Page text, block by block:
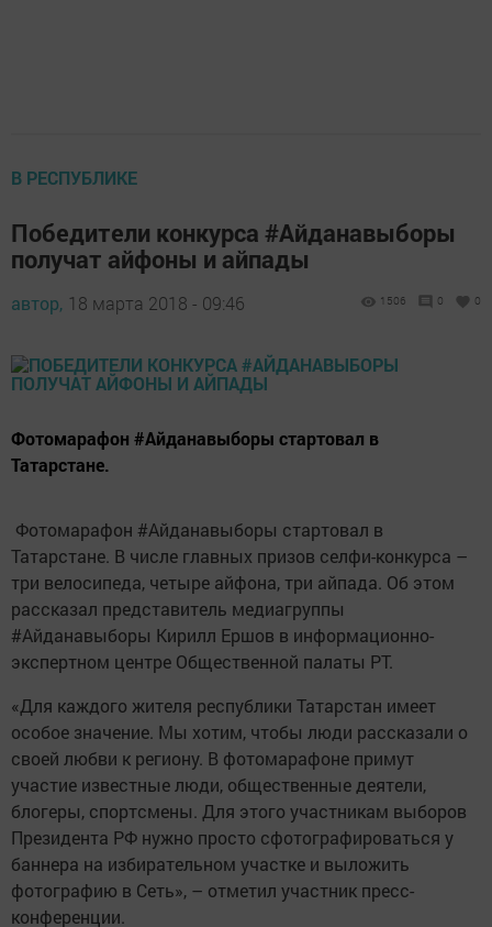
В РЕСПУБЛИКЕ
Победители конкурса #Айданавыборы
получат айфоны и айпады
автор, 18 марта 2018 - 09:46 1506 0 0
Фотомарафон #Айданавыборы стартовал в
Татарстане.
Фотомарафон #Айданавыборы стартовал в
Татарстане. В числе главных призов селфи-конкурса –
три велосипеда, четыре айфона, три айпада. Об этом
рассказал представитель медиагруппы
#Айданавыборы Кирилл Ершов в информационно-
экспертном центре Общественной палаты РТ.
«Для каждого жителя республики Татарстан имеет
особое значение. Мы хотим, чтобы люди рассказали о
своей любви к региону. В фотомарафоне примут
участие известные люди, общественные деятели,
блогеры, спортсмены. Для этого участникам выборов
Президента РФ нужно просто сфотографироваться у
баннера на избирательном участке и выложить
фотографию в Сеть», – отметил участник пресс-
конференции.